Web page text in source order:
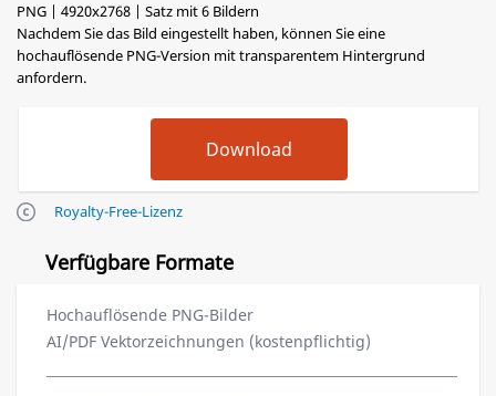
PNG | 4920x2768 | Satz mit 6 Bildern
Nachdem Sie das Bild eingestellt haben, können Sie eine
hochauflösende PNG-Version mit transparentem Hintergrund
anfordern.
Royalty-Free-Lizenz
Verfügbare Formate
Hochauflösende PNG-Bilder
AI/PDF Vektorzeichnungen (kostenpflichtig)